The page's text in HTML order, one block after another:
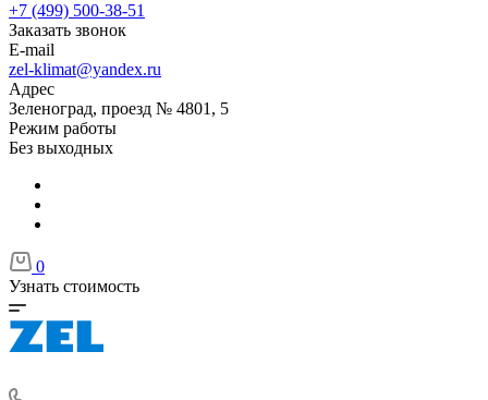
+7 (499) 500-38-51
Заказать звонок
E-mail
zel-klimat@yandex.ru
Адрес
Зеленоград, проезд № 4801, 5
Режим работы
Без выходных
0
Узнать стоимость